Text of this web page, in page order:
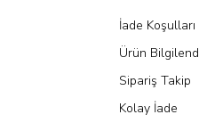
İade Koşulları
Ürün
Sipariş Takip
Kolay İade